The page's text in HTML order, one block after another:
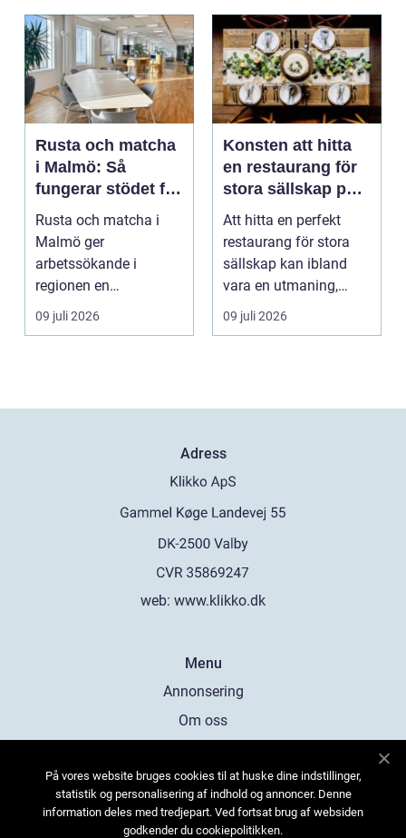
Rusta och matcha
i Malmö: Så
fungerar stödet för
dig som söker
jobb
Rusta och matcha i
Malmö ger
arbetssökande i
regionen en
strukturerad och
personlig vä...
09 juli 2026
Konsten att hitta
en restaurang för
stora sällskap på
Östermalm i
Stockholm
Att hitta en perfekt
restaurang för stora
sällskap kan ibland
vara en utmaning,
särsk...
09 juli 2026
Adress
web: www.klikko.dk
Menu
Annonsering
Om oss
Kontakta oss
Sitemap
På vores website bruges cookies til at huske dine indstillinger,
statistik og personalisering af indhold og annoncer. Denne
information deles med tredjepart. Ved fortsat brug af websiden
godkender du cookiepolitikken.